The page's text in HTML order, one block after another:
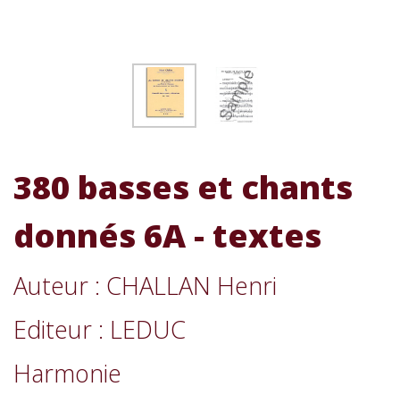
380 basses et chants
donnés 6A - textes
Auteur : CHALLAN Henri
Editeur : LEDUC
Harmonie